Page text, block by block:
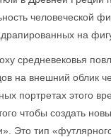
человеческой
на
средневековья
на внешний облик
портретах этого
чтобы создать
Это тип